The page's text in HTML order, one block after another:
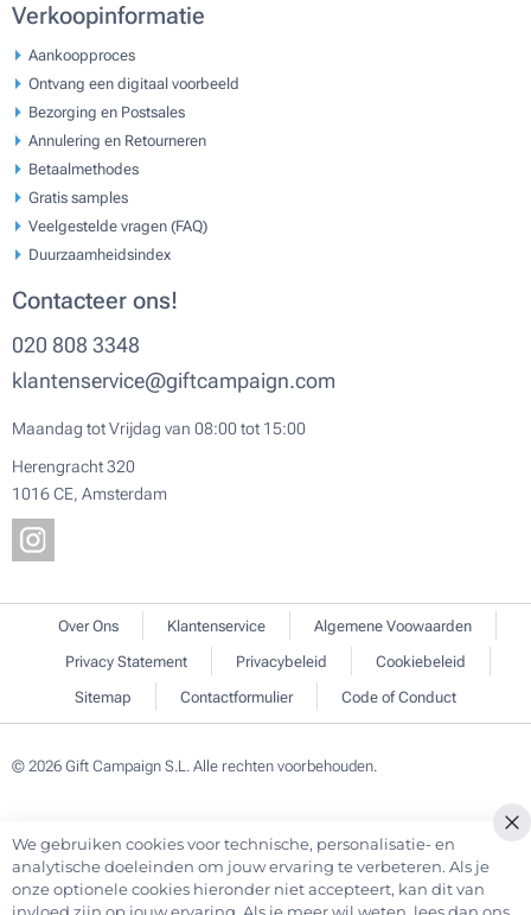
Verkoopinformatie
Aankoopproces
Ontvang een digitaal voorbeeld
Bezorging en Postsales
Annulering en Retourneren
Betaalmethodes
Gratis samples
Veelgestelde vragen (FAQ)
Duurzaamheidsindex
Contacteer ons!
020 808 3348
klantenservice@giftcampaign.com
Maandag tot Vrijdag van 08:00 tot 15:00
Herengracht 320
1016 CE, Amsterdam
Over Ons Klantenservice
Algemene Voowaarden
Privacy Statement
Privacybeleid
Cookiebeleid
Sitemap
Contactformulier Code of Conduct
© 2026 Gift Campaign S.L. Alle rechten voorbehouden.
We gebruiken cookies voor technische, personalisatie- en
analytische doeleinden om jouw ervaring te verbeteren. Als je
onze optionele cookies hieronder niet accepteert, kan dit van